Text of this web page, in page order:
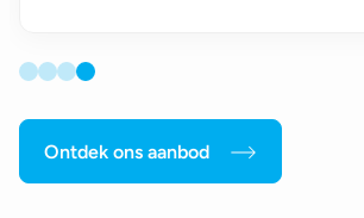
Ontdek ons aanbod